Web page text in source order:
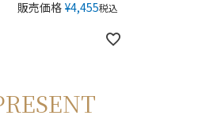
販売価格 ¥4,455税込